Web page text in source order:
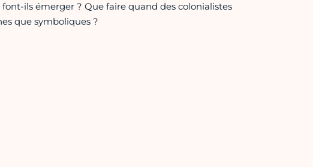
ils émerger ? Que faire quand des colonialistes
que symboliques ?